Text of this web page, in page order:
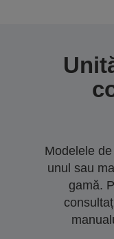
Modelele
unul sau
gamă.